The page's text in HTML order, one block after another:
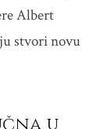
Albert
stvori novu
u